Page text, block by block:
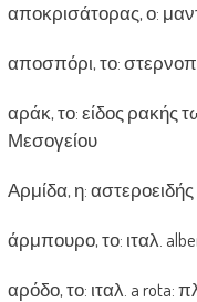
αποκρισάτορας, ο:
αποσπόρι, το:
αράκ, το: είδος ρακής
Μεσογείου
Αρμίδα, η:
άρμπουρο, το: ιταλ.
αρόδο, το: ιταλ. a rota: